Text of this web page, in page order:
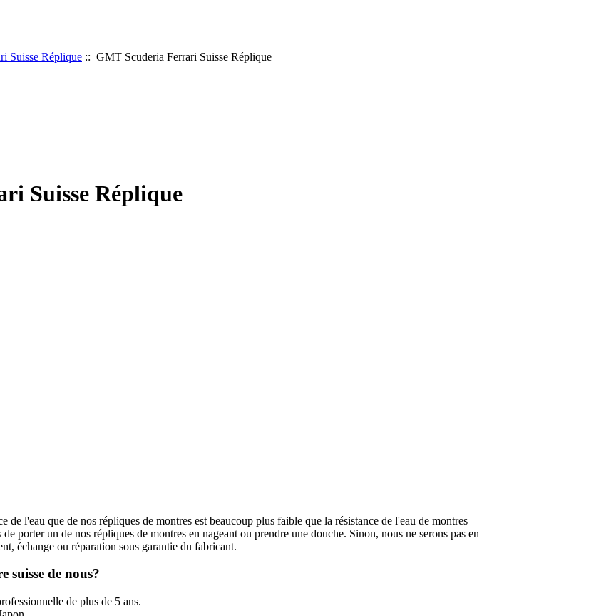
Suisse Réplique :: GMT Scuderia Ferrari Suisse Réplique
Suisse Réplique
de l'eau que de nos répliques de montres est beaucoup plus faible que la résistance de l'eau de montres
porter un de nos répliques de montres en nageant ou prendre une douche. Sinon, nous ne serons pas en
échange ou réparation sous garantie du fabricant.
suisse de nous?
de plus de 5 ans.